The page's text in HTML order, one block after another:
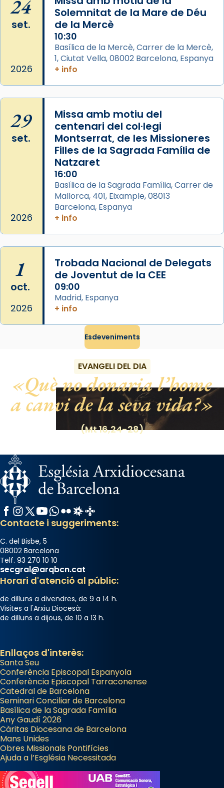
eterna”) són deixebles seves. I l’any 1667, el
frare Joan Gaspar Roig, afirma en una obra
que les santes són filles de l’antiga Iluro.
Mataró en reivindicarà les relíquies fins que
les aconseguirà el 1772. L’ofici que es canta
a la “Missa de les Santes” (“Missa de
pontifici, amb orquestra i cor, i té una
duració aproximada de tres hores. Després,
processó (recuperada el 1972) al voltant
del temple amb les relíquies de les santes.
Des de 1985 hi participa també un grup de
diablesses amb música i ball propis. Festa
gran a Mataró.
«Si vols saber què és calor, ves per les
Santes a Mataró»🥵.
24
set.
2026
Solemnitat de la Mare de Déu
de la Mercè
10:30
Basílica de la Mercè, Carrer de la Mercè,
1, Ciutat Vella, 08002 Barcelona, Espanya
+ info
29
set.
2026
Missa amb motiu del
centenari del col·legi
Montserrat, de les Missioneres
Filles de la Sagrada Família de
Natzaret
16:00
Basílica de la Sagrada Família, Carrer de
Mallorca, 401, Eixample, 08013
Barcelona, Espanya
+ info
1
oct.
2026
Trobada Nacional de Delegats
de Joventut de la CEE
09:00
Madrid, Espanya
+ info
Esdeveniments
EVANGELI DEL DIA
Què no donaria l’home
a canvi de la seva vida?
(Mt 16,24-28)
Facebook
Instagram
X / Twitter
YouTube
WhatsApp
FlickrRadio Estel
Catalunya Cristiana
Contacte i suggeriments:
C. del Bisbe, 5
08002 Barcelona
Telf. 93 270 10 10
secgral@arqbcn.cat
Horari d'atenció al públic:
de dilluns a divendres, de 9 a 14 h.
Visites a l'Arxiu Diocesà:
de dilluns a dijous, de 10 a 13 h.
Enllaços d'interès:
Santa Seu
Conferència Episcopal Espanyola
Conferència Episcopal Tarraconense
Catedral de Barcelona
Seminari Conciliar de Barcelona
Basílica de la Sagrada Família
Any Gaudí 2026
Càritas Diocesana de Barcelona
Mans Unides
Obres Missionals Pontifícies
Ajuda a l’Església Necessitada